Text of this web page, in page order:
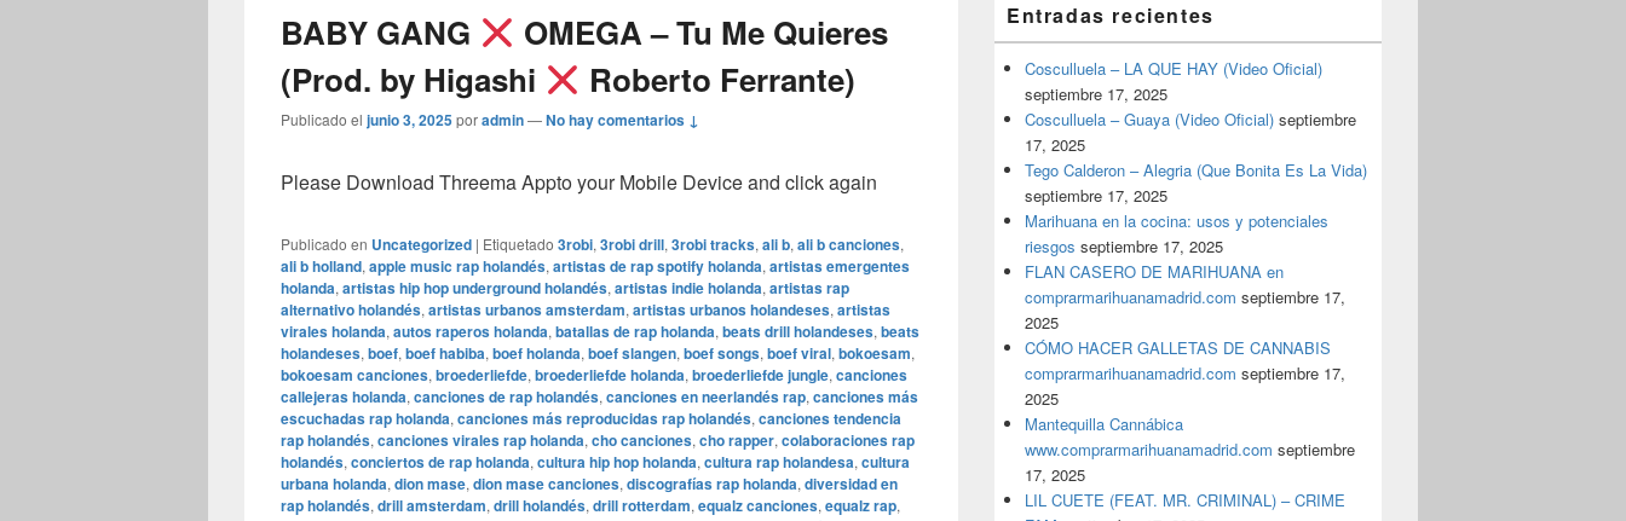
BABY GANG
OMEGA – Tu Me Quieres
(Prod. by Higashi
Roberto Ferrante)
Publicado el junio 3, 2025poradmin—No hay comentarios ↓
Please Download Threema Appto your Mobile Device and click again
Publicado en Uncategorized | Etiquetado 3robi, 3robi drill, 3robi tracks, ali b, ali b canciones,
ali b holland, apple music rap holandés, artistas de rap spotify holanda, artistas emergentes
holanda, artistas hip hop underground holandés, artistas indie holanda, artistas rap
alternativo holandés, artistas urbanos amsterdam, artistas urbanos holandeses, artistas
virales holanda, autos raperos holanda, batallas de rap holanda, beats drill holandeses, beats
holandeses, boef, boef habiba, boef holanda, boef slangen, boef songs, boef viral, bokoesam,
bokoesam canciones, broederliefde, broederliefde holanda, broederliefde jungle, canciones
callejeras holanda, canciones de rap holandés, canciones en neerlandés rap, canciones más
escuchadas rap holanda, canciones más reproducidas rap holandés, canciones tendencia
rap holandés, canciones virales rap holanda, cho canciones, cho rapper, colaboraciones rap
holandés, conciertos de rap holanda, cultura hip hop holanda, cultura rap holandesa, cultura
urbana holanda, dion mase, dion mase canciones, discografías rap holanda, diversidad en
rap holandés, drill amsterdam, drill holandés, drill rotterdam, equalz canciones, equalz rap,
Entradas recientes
Cosculluela – LA QUE HAY (Video Oficial)
septiembre 17, 2025
Cosculluela – Guaya (Video Oficial) septiembre
17, 2025
Tego Calderon – Alegria (Que Bonita Es La Vida)
septiembre 17, 2025
Marihuana en la cocina: usos y potenciales
riesgos septiembre 17, 2025
FLAN CASERO DE MARIHUANA en
comprarmarihuanamadrid.com septiembre 17,
2025
CÓMO HACER GALLETAS DE CANNABIS
comprarmarihuanamadrid.com septiembre 17,
2025
Mantequilla Cannábica
www.comprarmarihuanamadrid.com septiembre
17, 2025
LIL CUETE (FEAT. MR. CRIMINAL) – CRIME